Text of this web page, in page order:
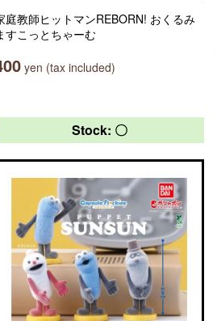
庭教師ヒットマンREBORN! おくるみ
すこっとちゃーむ
yen (tax included)
Stock: 〇